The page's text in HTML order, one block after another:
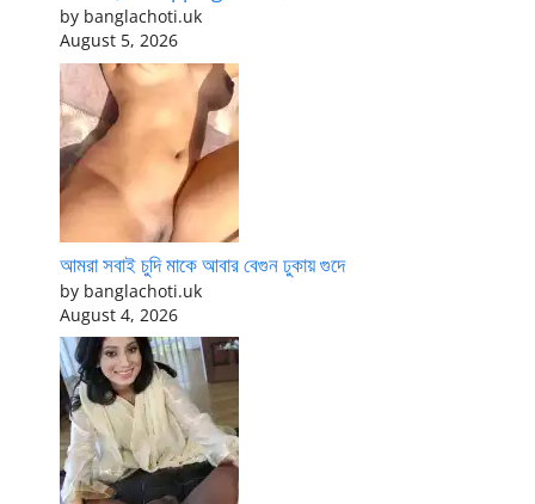
by banglachoti.uk
August 5, 2026
আমরা সবাই চুদি মাকে আবার বেগুন ঢুকায় গুদে
by banglachoti.uk
August 4, 2026